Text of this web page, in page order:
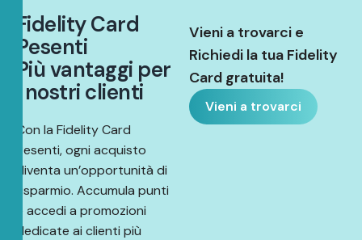
FidelityCard
Pesenti
Piùvantaggi per
nostri clienti
Con la Fidelity Card
Pesenti, ogni acquisto
diventa un’opportunità di
risparmio. Accumula punti
e accedi a promozioni
dedicate ai clienti più
Vieni a trovarci e
Richiedi la tua Fidelity
Card gratuita!
Vieni a trovarci